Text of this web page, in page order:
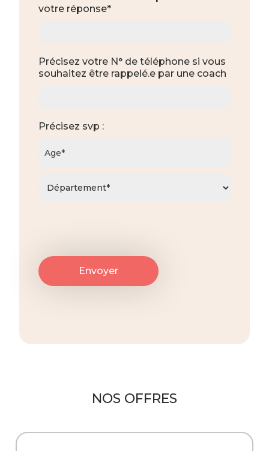
votre réponse*
Précisez votre N° de téléphone si vous
souhaitez être rappelé.e par une coach
Précisez svp :
NOS OFFRES